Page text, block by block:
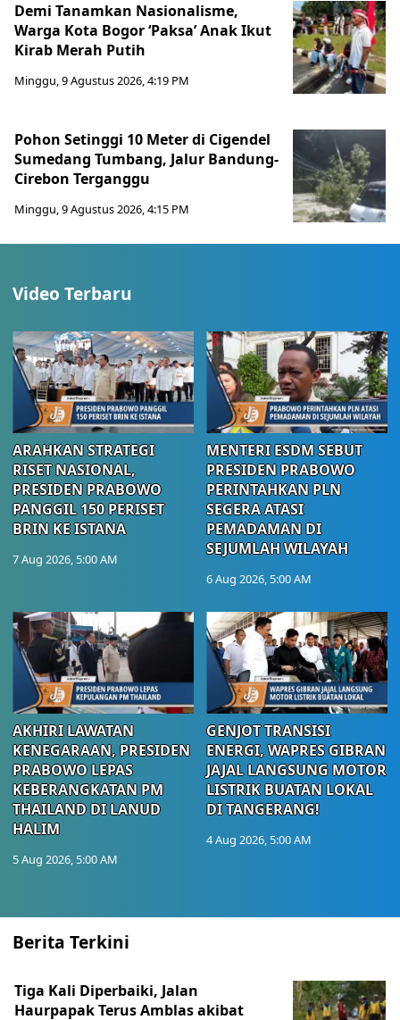
Demi Tanamkan Nasionalisme,
Warga Kota Bogor ‘Paksa’ Anak Ikut
Kirab Merah Putih
Minggu, 9 Agustus 2026, 4:19 PM
Pohon Setinggi 10 Meter di Cigendel
Sumedang Tumbang, Jalur Bandung-
Cirebon Terganggu
Minggu, 9 Agustus 2026, 4:15 PM
Video Terbaru
ARAHKAN STRATEGI
RISET NASIONAL,
PRESIDEN PRABOWO
PANGGIL 150 PERISET
BRIN KE ISTANA
7 Aug 2026, 5:00 AM
MENTERI ESDM SEBUT
PRESIDEN PRABOWO
PERINTAHKAN PLN
SEGERA ATASI
PEMADAMAN DI
SEJUMLAH WILAYAH
6 Aug 2026, 5:00 AM
AKHIRI LAWATAN
KENEGARAAN, PRESIDEN
PRABOWO LEPAS
KEBERANGKATAN PM
THAILAND DI LANUD
HALIM
5 Aug 2026, 5:00 AM
GENJOT TRANSISI
ENERGI, WAPRES GIBRAN
JAJAL LANGSUNG MOTOR
LISTRIK BUATAN LOKAL
DI TANGERANG!
4 Aug 2026, 5:00 AM
Berita Terkini
Tiga Kali Diperbaiki, Jalan
Haurpapak Terus Amblas akibat